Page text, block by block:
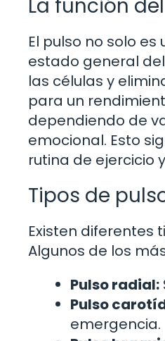
La función
El pulso no solo
estado general
las células y
para un
dependiendo de
emocional. Esto
rutina de ejercicio
Tipos de
Existen diferentes
Algunos de los
Pulso radial:
Pulso
emergencia.